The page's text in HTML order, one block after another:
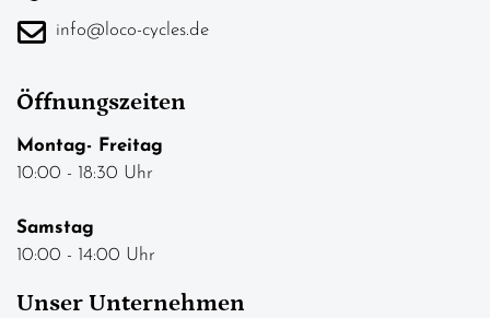
info@loco-cycles.de
Öffnungszeiten
Montag- Freitag
10:00 - 18:30 Uhr
Samstag
10:00 - 14:00 Uhr
Unser Unternehmen